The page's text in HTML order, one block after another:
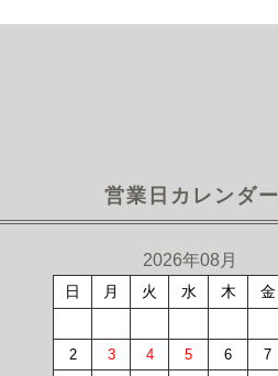
営業日カレンダー
2026年08月
日 月 火 水 木 金
2
3 4 5 6 7